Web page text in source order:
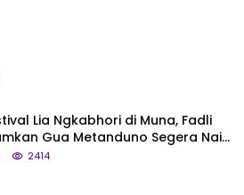
Lia Ngkabhori di Muna, Fadli
Gua Metanduno Segera Naik
Cagar Budaya Nasional
2414